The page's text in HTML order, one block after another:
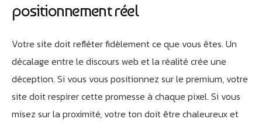
positionnement réel
Votre site doit refléter fidèlement ce que vous êtes. Un
décalage entre le discours web et la réalité crée une
déception. Si vous vous positionnez sur le premium, votre
site doit respirer cette promesse à chaque pixel. Si vous
misez sur la proximité, votre ton doit être chaleureux et